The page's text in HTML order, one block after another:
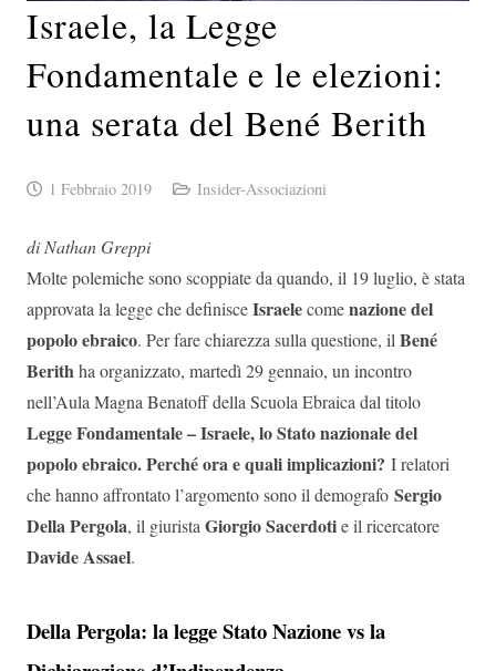
Israele, la Legge
Fondamentale e le elezioni:
una serata del Bené Berith
1 Febbraio 2019 Insider-Associazioni
di Nathan Greppi
Molte polemiche sono scoppiate da quando, il 19 luglio, è stata
approvata la legge che definisceIsraelecomenazione del
popolo ebraico. Per fare chiarezza sulla questione, ilBené
Berithha organizzato, martedì 29 gennaio, un incontro
nell’Aula Magna Benatoff della Scuola Ebraica dal titolo
Legge Fondamentale – Israele, lo Stato nazionale del
popolo ebraico. Perché ora e quali implicazioni? I relatori
che hanno affrontato l’argomento sono il demografo Sergio
Della Pergola, il giuristaGiorgio Sacerdotie il ricercatore
Davide Assael.
Della Pergola: la legge Stato Nazione vs la